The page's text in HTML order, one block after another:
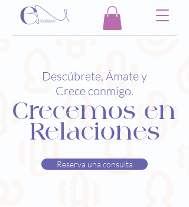
Descúbrete, Ámate y
Crece conmigo.
Crecemos en
Relaciones
Reserva una consulta